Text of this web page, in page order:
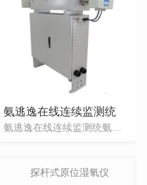
氨逃逸在线连续监测统
探杆式原位湿氧仪